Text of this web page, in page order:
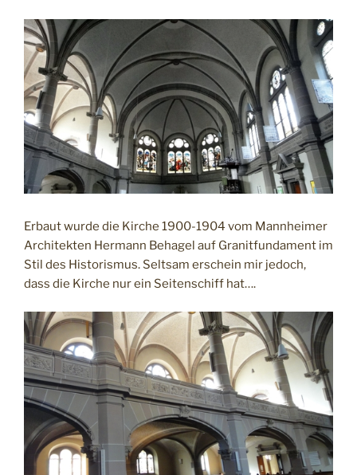
Erbaut wurde die Kirche 1900-1904 vom Mannheimer
Architekten Hermann Behagel auf Granitfundament im
Stil des Historismus. Seltsam erschein mir jedoch,
dass die Kirche nur ein Seitenschiff hat….